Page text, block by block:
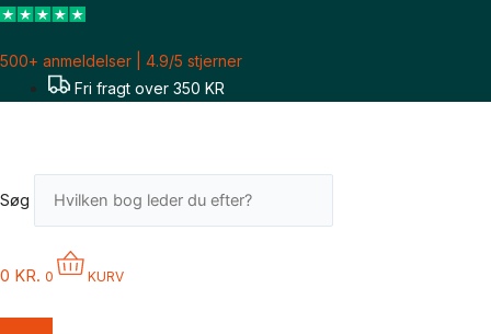
Gå
indholdet
500+ anmeldelser | 4.9/5 stjerner
Fri fragt over 350 KR
Søg
0 KR. 0 KURV